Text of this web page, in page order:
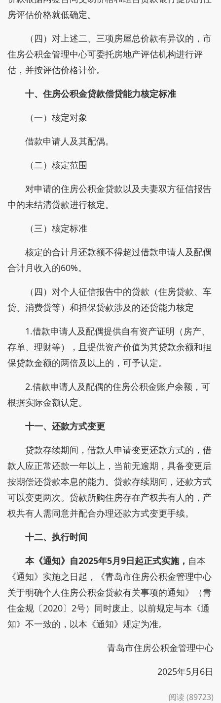
房评估价格就低确定。
（四）对上述二、三项房屋总价款有异议的，市
住房公积金管理中心可委托房地产评估机构进行评
估，并按评估价格计价。
十、住房公积金贷款偿贷能力核定标准
（一）核定对象
借款申请人及其配偶。
（二）核定范围
对申请的住房公积金贷款以及夫妻双方征信报告
中的未结清贷款进行核定。
（三）核定标准
核定的合计月还款额不得超过借款申请人及配偶
合计月收入的60%。
（四）对个人征信报告中的贷款（住房贷款、车
贷、消费贷等）和担保贷款涉及的还贷能力核定
1.借款申请人及配偶提供自有资产证明（房产、
存单、理财等），且提供资产价值为其贷款余额和担
保贷款金额的两倍及以上的，可予认定。
2.借款申请人及配偶的住房公积金账户余额，可
根据实际金额认定。
十一、还款方式变更
贷款存续期间，借款人申请变更还款方式的，借
款人应正常还款一年以上，当前无逾期，具备变更后
按期偿还贷款本息的能力。贷款存续期间，还款方式
可以变更两次。贷款所购住房存在产权共有人的，产
权共有人需同意并配合办理还款方式变更手续。
十二、执行时间
本《通知》自2025年5月9日起正式实施， 自本
《通知》实施之日起，《青岛市住房公积金管理中心
关于明确个人住房公积金贷款有关事项的通知》（青
住金规〔2020〕2号）同时废止。以前规定与本《通
知》不一致的，以本《通知》规定为准。
青岛市住房公积金管理中心
2025年5月6日
阅读 (89723)